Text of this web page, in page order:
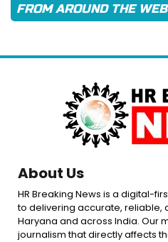
FROM AROUND THE WEB
About Us
HR Breaking News is a digital-
to delivering accurate, reliable,
Haryana and across India. Our
journalism that directly affects